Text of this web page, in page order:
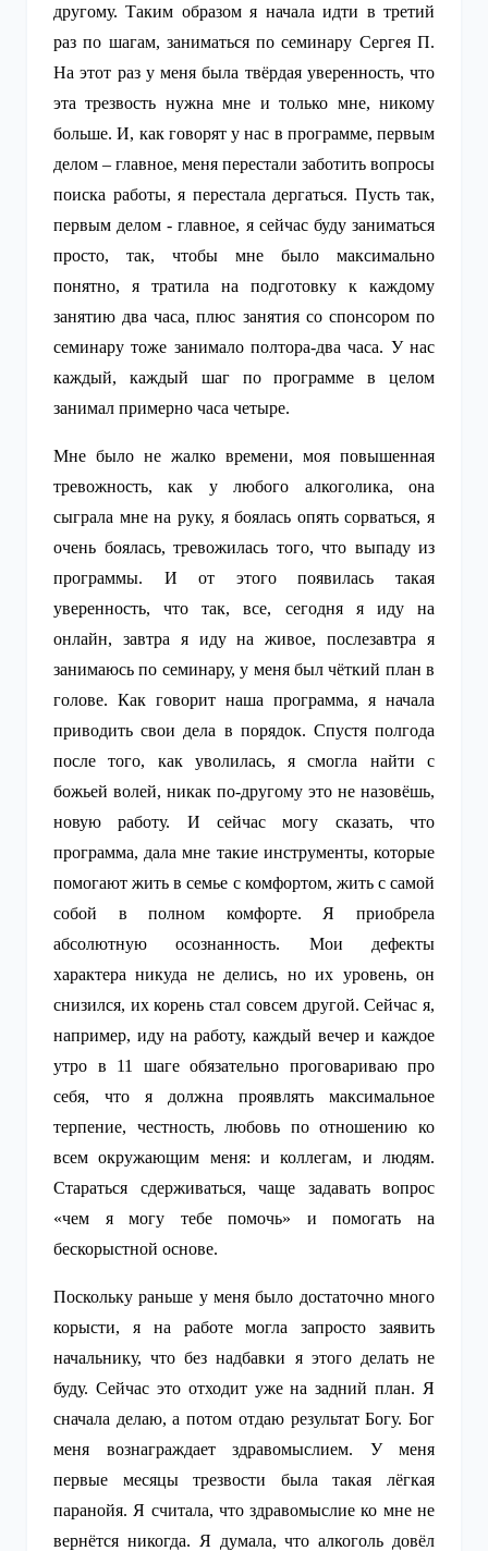
другому. Таким образом я начала идти в третий
раз по шагам, заниматься по семинару Сергея П.
На этот раз у меня была твёрдая уверенность, что
эта трезвость нужна мне и только мне, никому
больше. И, как говорят у нас в программе, первым
делом – главное, меня перестали заботить вопросы
поиска работы, я перестала дергаться. Пусть так,
первым делом - главное, я сейчас буду заниматься
просто, так, чтобы мне было максимально
понятно, я тратила на подготовку к каждому
занятию два часа, плюс занятия со спонсором по
семинару тоже занимало полтора-два часа. У нас
каждый, каждый шаг по программе в целом
занимал примерно часа четыре.
Мне было не жалко времени, моя повышенная
тревожность, как у любого алкоголика, она
сыграла мне на руку, я боялась опять сорваться, я
очень боялась, тревожилась того, что выпаду из
программы. И от этого появилась такая
уверенность, что так, все, сегодня я иду на
онлайн, завтра я иду на живое, послезавтра я
занимаюсь по семинару, у меня был чёткий план в
голове. Как говорит наша программа, я начала
приводить свои дела в порядок. Спустя полгода
после того, как уволилась, я смогла найти с
божьей волей, никак по-другому это не назовёшь,
новую работу. И сейчас могу сказать, что
программа, дала мне такие инструменты, которые
помогают жить в семье с комфортом, жить с самой
собой в полном комфорте. Я приобрела
абсолютную осознанность. Мои дефекты
характера никуда не делись, но их уровень, он
снизился, их корень стал совсем другой. Сейчас я,
например, иду на работу, каждый вечер и каждое
утро в 11 шаге обязательно проговариваю про
себя, что я должна проявлять максимальное
терпение, честность, любовь по отношению ко
всем окружающим меня: и коллегам, и людям.
Стараться сдерживаться, чаще задавать вопрос
«чем я могу тебе помочь» и помогать на
бескорыстной основе.
Поскольку раньше у меня было достаточно много
корысти, я на работе могла запросто заявить
начальнику, что без надбавки я этого делать не
буду. Сейчас это отходит уже на задний план. Я
сначала делаю, а потом отдаю результат Богу. Бог
меня вознаграждает здравомыслием. У меня
первые месяцы трезвости была такая лёгкая
паранойя. Я считала, что здравомыслие ко мне не
вернётся никогда. Я думала, что алкоголь довёл